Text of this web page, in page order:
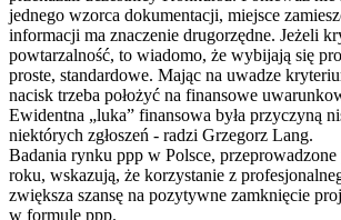
jednego wzorca dokumentacji, miejsce
informacji ma znaczenie drugorzędne. Jeżeli
powtarzalność, to wiadomo, że wybijają się
proste, standardowe. Mając na uwadze
nacisk trzeba położyć na finansowe
Ewidentna „luka” finansowa była przyczyną
niektórych zgłoszeń - radzi Grzegorz Lang.
Badania rynku ppp w Polsce,
roku, wskazują, że korzystanie z
zwiększa szansę na pozytywne zamknięcie
w formule ppp.